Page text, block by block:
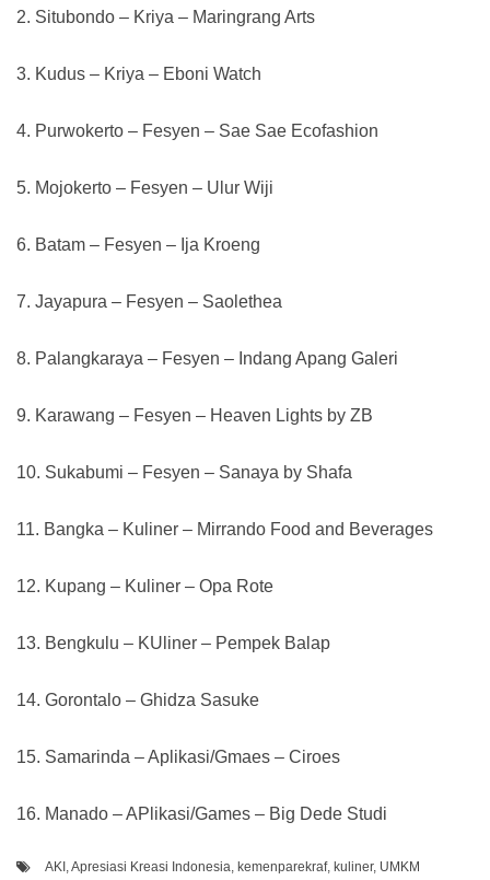
2. Situbondo – Kriya – Maringrang Arts
3. Kudus – Kriya – Eboni Watch
4. Purwokerto – Fesyen – Sae Sae Ecofashion
5. Mojokerto – Fesyen – Ulur Wiji
6. Batam – Fesyen – Ija Kroeng
7. Jayapura – Fesyen – Saolethea
8. Palangkaraya – Fesyen – Indang Apang Galeri
9. Karawang – Fesyen – Heaven Lights by ZB
10. Sukabumi – Fesyen – Sanaya by Shafa
11. Bangka – Kuliner – Mirrando Food and Beverages
12. Kupang – Kuliner – Opa Rote
13. Bengkulu – KUliner – Pempek Balap
14. Gorontalo – Ghidza Sasuke
15. Samarinda – Aplikasi/Gmaes – Ciroes
16. Manado – APlikasi/Games – Big Dede Studi
AKI Apresiasi Kreasi Indonesia kemenparekraf, kuliner, UMKM